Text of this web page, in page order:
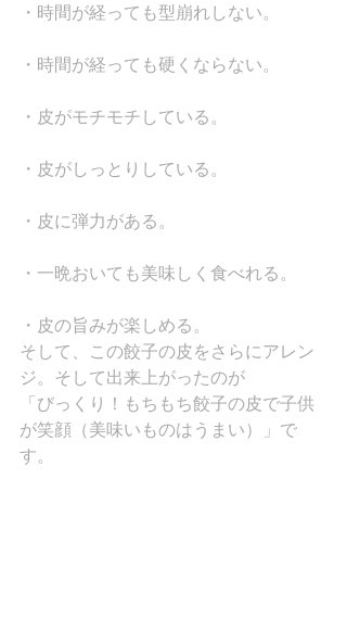
・時間が経っても型崩れしない。
・時間が経っても硬くならない。
・皮がモチモチしている。
・皮がしっとりしている。
・皮に弾力がある。
・一晩おいても美味しく食べれる。
・皮の旨みが楽しめる。
そして、この餃子の皮をさらにアレン
ジ。そして出来上がったのが
「びっくり！もちもち餃子の皮で子供
が笑顔（美味いものはうまい）」で
す。